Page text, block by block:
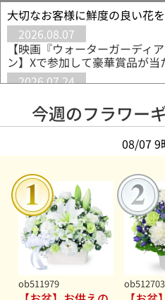
大切なお客様に鮮度の良い花
2026.08.07
【映画『ウォーターガーディ
ン】Xで参加して豪華賞品が当
2026.07.24
レースのような花びらが美し
2026.07.24
【敬老の日◆9月21日】長寿を
◆「元気でいてね」を込めて贈
2026.07.07
【新ブランド】hanamore -
っと自由に、もっとあなたらし
2026.06.15
【ひまわり特集】夏を代表
男性・女性を問わず喜ばれる
2026.06.15
【夏の花贈り特集】誕生日プ
今週のフラワー
08/07 9
ob511979 ob512703